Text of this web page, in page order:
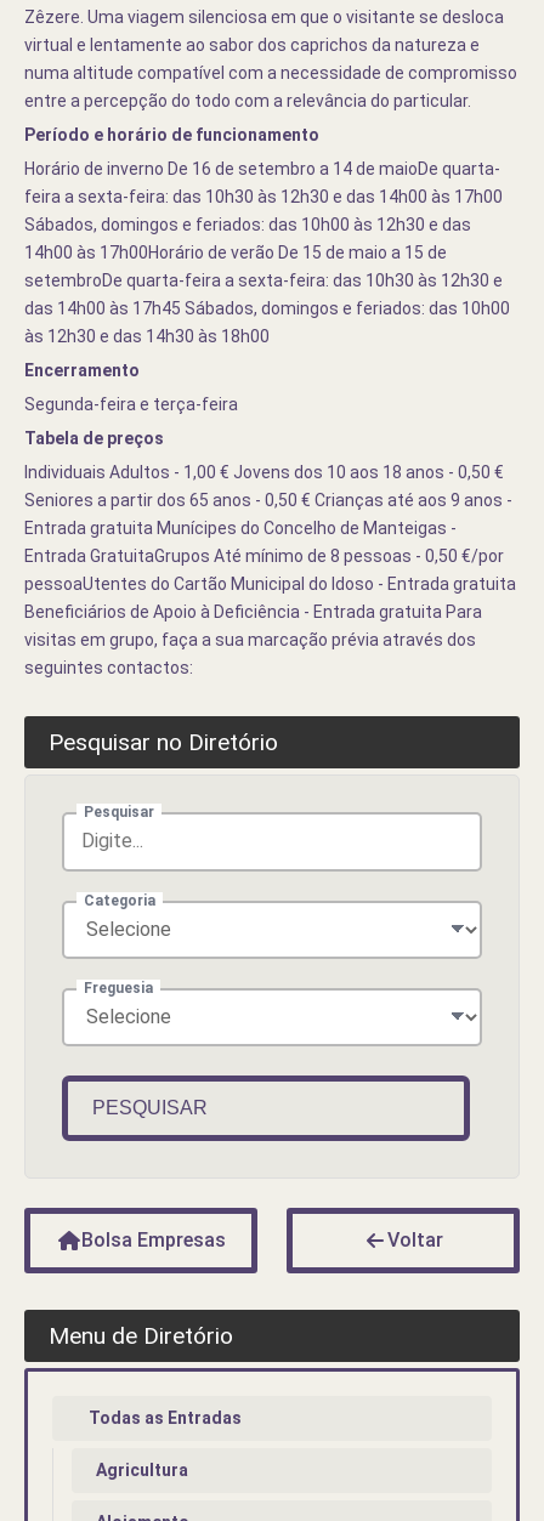
Zêzere. Uma viagem silenciosa em que o visitante se desloca
virtual e lentamente ao sabor dos caprichos da natureza e
numa altitude compatível com a necessidade de compromisso
entre a percepção do todo com a relevância do particular.
Período e horário de funcionamento
Horário de inverno De 16 de setembro a 14 de maioDe quarta-
feira a sexta-feira: das 10h30 às 12h30 e das 14h00 às 17h00
Sábados, domingos e feriados: das 10h00 às 12h30 e das
14h00 às 17h00Horário de verão De 15 de maio a 15 de
setembroDe quarta-feira a sexta-feira: das 10h30 às 12h30 e
das 14h00 às 17h45 Sábados, domingos e feriados: das 10h00
às 12h30 e das 14h30 às 18h00
Encerramento
Segunda-feira e terça-feira
Tabela de preços
Individuais Adultos - 1,00 € Jovens dos 10 aos 18 anos - 0,50 €
Seniores a partir dos 65 anos - 0,50 € Crianças até aos 9 anos -
Entrada gratuita Munícipes do Concelho de Manteigas -
Entrada GratuitaGrupos Até mínimo de 8 pessoas - 0,50 €/por
pessoaUtentes do Cartão Municipal do Idoso - Entrada gratuita
Beneficiários de Apoio à Deficiência - Entrada gratuita Para
visitas em grupo, faça a sua marcação prévia através dos
seguintes contactos:
Pesquisar no Diretório
Pesquisar
Categoria
Freguesia
PESQUISAR
Bolsa Empresas Voltar
Menu de Diretório
Todas as Entradas
Agricultura